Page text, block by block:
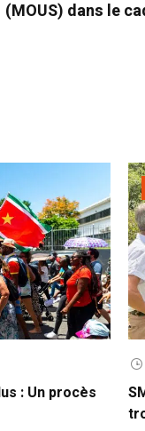
(MOUS) dans le
: Un procès